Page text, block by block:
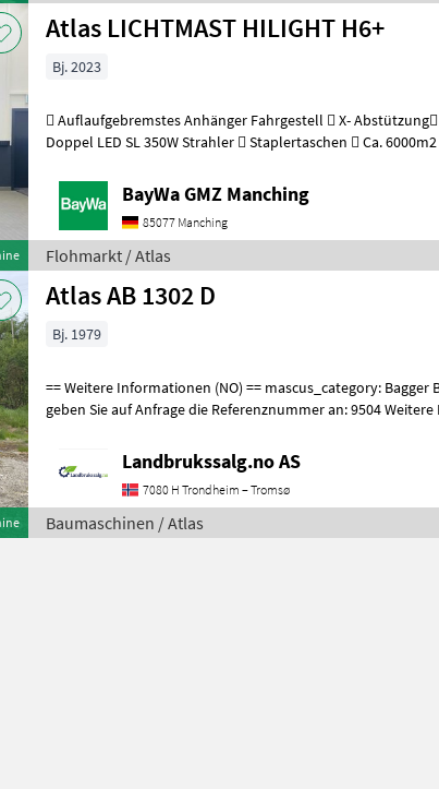
Atlas LICHTMAST HILIGHT H6+
Bj. 2023
 Auflaufgebremstes Anhänger Fahrgestell  X- Abstützung 4x
Doppel LED SL 350W Strahler  Staplertaschen  Ca. 6000m2 max.
BayWa GMZ Manching
85077 Manching
Flohmarkt / Atlas
Atlas AB 1302 D
Bj. 1979
== Weitere Informationen (NO) == mascus_category: Bagger Bitte
geben Sie auf Anfrage die Referenznummer an: 9504 Weitere
Landbrukssalg.no AS
7080 H Trondheim – Tromsø
Baumaschinen / Atlas